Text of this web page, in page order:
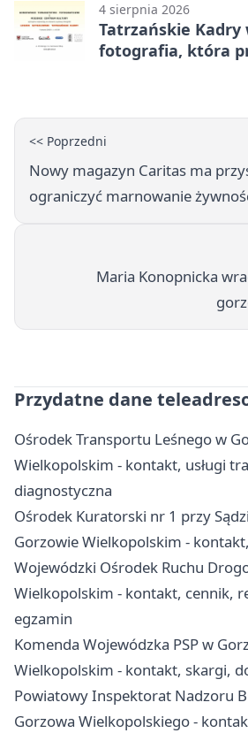
4 sierpnia 2026
Tatrzańskie Kadry
fotografia, która
<< Poprzedni
Nowy magazyn Caritas ma
ograniczyć marnowanie
Maria Konopnicka
Przydatne dane
Ośrodek Transportu Leśnego w
Wielkopolskim - kontakt, usługi
diagnostyczna
Ośrodek Kuratorski nr 1 przy
Gorzowie Wielkopolskim -
Wojewódzki Ośrodek Ruchu
Wielkopolskim - kontakt, cennik,
egzamin
Komenda Wojewódzka PSP w
Wielkopolskim - kontakt, skargi,
Powiatowy Inspektorat Nadzoru
Gorzowa Wielkopolskiego -